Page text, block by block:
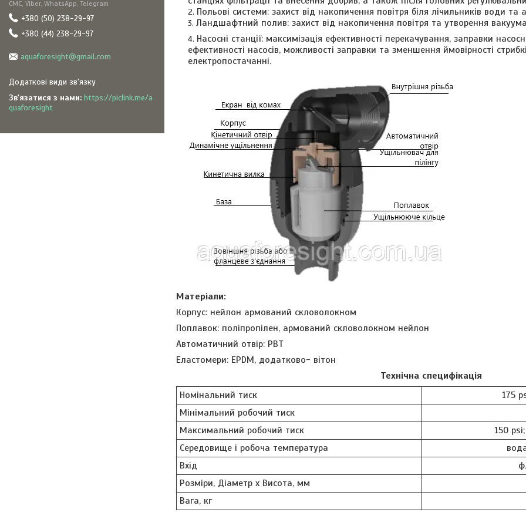
Польові системи: захист від накопичення повітря біля лічильників води та
Ландшафтний полив: захист від накопичення повітря та утворення
Насосні станції: максимізація ефективності перекачування, заправки
ефективності насосів, можливості заправки та зменшення ймовірності
електропостачанні.
Матеріали:
Корпус: нейлон армований скловолокном
Поплавок: поліпропілен, армований скловолокном нейлон
Автоматичний отвір: PВТ
Еластомери: EPDM, додатково- вітон
Технічна специфікація
Номінальний тиск
175
Мінімальний робочий тиск
Максимальний робочий тиск
150
Середовище і робоча температура
Вхід
Розміри, Діаметр х Висота, мм
Вага, кг
СМС, Viber, WhatsApp, Telegram
+380 (50) 238-29-97
+380 (44) 238-29-97
aquaforesight@gmail.com
Зв'язатися з нами https://piclink.me/a
quaforesight